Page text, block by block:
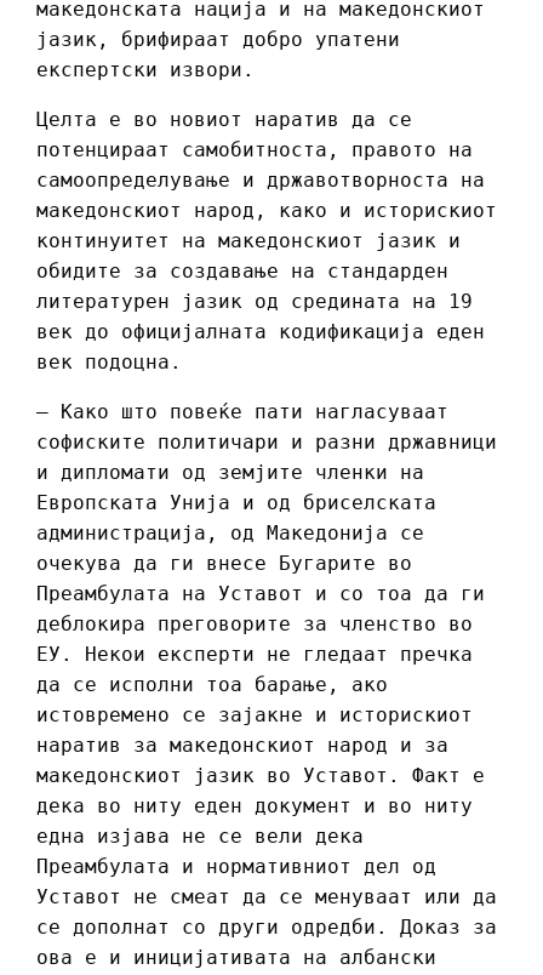
македонската нација и на македонскиот
јазик, брифираат добро упатени
експертски извори.
Целта е во новиот наратив да се
потенцираат самобитноста, правото на
самоопределување и државотворноста на
македонскиот народ, како и историскиот
континуитет на македонскиот јазик и
обидите за создавање на стандарден
литературен јазик од средината на 19
век до официјалната кодификација еден
век подоцна.
– Како што повеќе пати нагласуваат
софиските политичари и разни државници
и дипломати од земјите членки на
Европската Унија и од бриселската
администрација, од Македонија се
очекува да ги внесе Бугарите во
Преамбулата на Уставот и со тоа да ги
деблокира преговорите за членство во
ЕУ. Некои експерти не гледаат пречка
да се исполни тоа барање, ако
истовремено се зајакне и историскиот
наратив за македонскиот народ и за
македонскиот јазик во Уставот. Факт е
дека во ниту еден документ и во ниту
една изјава не се вели дека
Преамбулата и нормативниот дел од
Уставот не смеат да се менуваат или да
се дополнат со други одредби. Доказ за
ова е и иницијативата на албански